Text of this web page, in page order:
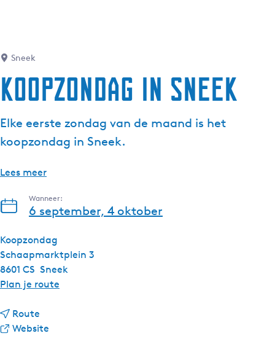
Koopzondag in Sneek
Sneek
Elke eerste zondag van de maand is het
koopzondag in Sneek.
Lees meer
Wanneer:
6 september, 4 oktober
Koopzondag
Schaapmarktplein 3
8601 CS Sneek
Plan je route
Route
a
Website